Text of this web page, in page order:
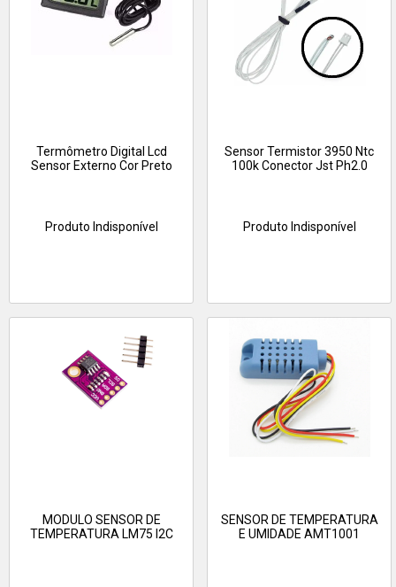
Termômetro Digital Lcd
Sensor Externo Cor Preto
Produto Indisponível
Sensor Termistor 3950 Ntc
100k Conector Jst Ph2.0
Produto Indisponível
MODULO SENSOR DE
TEMPERATURA LM75 I2C
SENSOR DE TEMPERATURA
E UMIDADE AMT1001